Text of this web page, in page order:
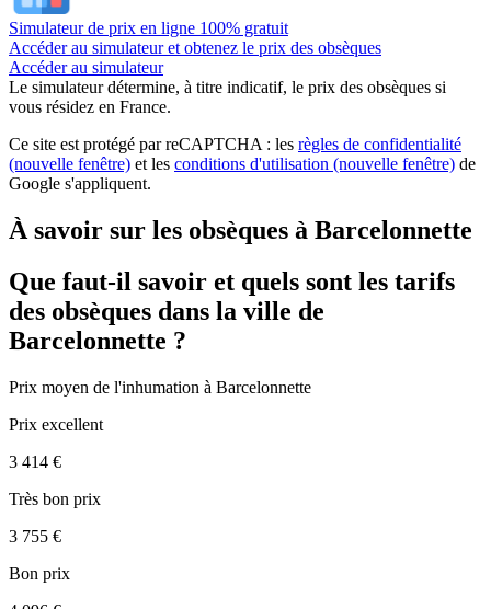
Simulateur de prix en ligne 100% gratuit
Accéder au simulateur et obtenez le prix des obsèques
Accéder au simulateur
Le simulateurdétermine, à titre indicatif, le prix des obsèques si
vous résidez en France.
Ce site est protégé par reCAPTCHA : les règles de confidentialité
(nouvelle fenêtre) et les conditions d'utilisation (nouvelle fenêtre) de
Google s'appliquent.
À savoir sur les obsèques à Barcelonnette
Que faut-il savoir et quels sont les tarifs
des obsèques dans la ville de
Barcelonnette ?
Prix moyen de l'inhumation à Barcelonnette
Prix excellent
3 414 €
Très bon prix
3 755 €
Bon prix